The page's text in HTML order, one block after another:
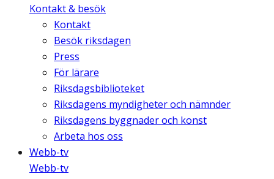
Kontakt & besök
Kontakt
Besök riksdagen
Press
För lärare
Riksdagsbiblioteket
Riksdagens myndigheter och nämnder
Riksdagens byggnader och konst
Arbeta hos oss
Webb-tv
Webb-tv